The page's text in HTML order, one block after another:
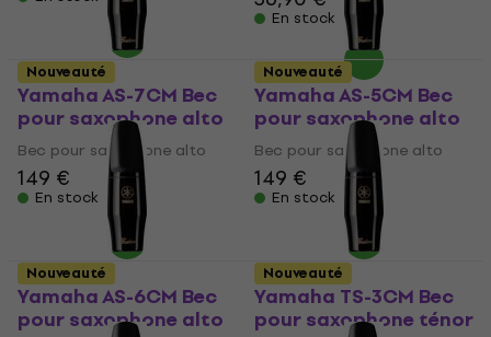
En stock
Yamaha AS-7CM Bec
pour saxophone alto
Bec pour saxophone alto
149 €
En stock
Yamaha AS-5CM Bec
pour saxophone alto
Bec pour saxophone alto
149 €
En stock
Nouveauté
Yamaha AS-6CM Bec
pour saxophone alto
Nouveauté
Yamaha TS-3CM Bec
pour saxophone ténor
Nouveauté Nouveauté